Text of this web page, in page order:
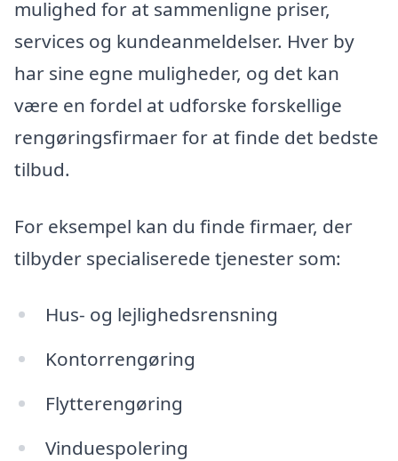
mulighed for at sammenligne priser,
services og kundeanmeldelser. Hver by
har sine egne muligheder, og det kan
være en fordel at udforske forskellige
rengøringsfirmaer for at finde det bedste
tilbud.
For eksempel kan du finde firmaer, der
tilbyder specialiserede tjenester som:
Hus- og lejlighedsrensning
Kontorrengøring
Flytterengøring
Vinduespolering